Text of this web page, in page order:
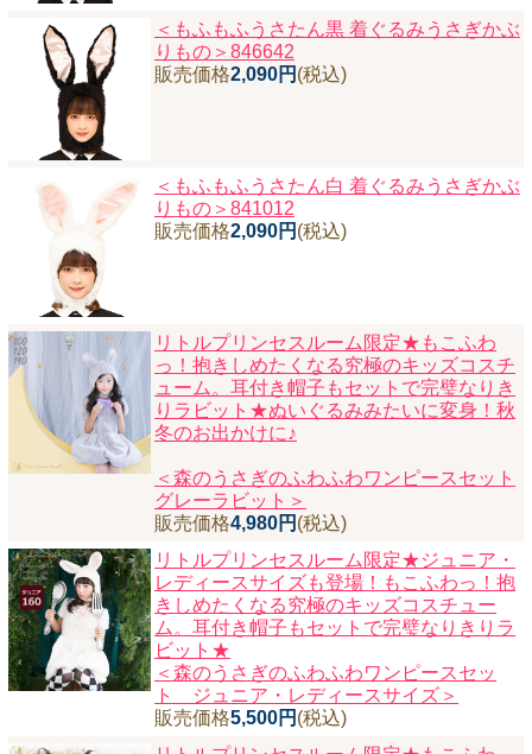
＜もふもふうさたん黒 着ぐるみうさぎかぶ
りもの＞846642
販売価格2,090円 (税込)
＜もふもふうさたん白 着ぐるみうさぎかぶ
りもの＞841012
販売価格2,090円 (税込)
リトルプリンセスルーム限定★もこふわ
っ！抱きしめたくなる究極のキッズコスチ
ューム。耳付き帽子もセットで完璧なりき
りラビット★ぬいぐるみみたいに変身！秋
冬のお出かけに♪
＜森のうさぎのふわふわワンピースセット
グレーラビット＞
販売価格4,980円 (税込)
リトルプリンセスルーム限定★ジュニア・
レディースサイズも登場！もこふわっ！抱
きしめたくなる究極のキッズコスチュー
ム。耳付き帽子もセットで完璧なりきりラ
ビット★
＜森のうさぎのふわふわワンピースセッ
ト ジュニア・レディースサイズ＞
販売価格5,500円 (税込)